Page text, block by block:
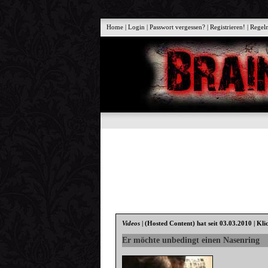
Home |Login |Passwort vergessen? |Registrieren! |
Videos |(Hosted Content) hat seit 03.03.2010 |
Er möchte unbedingt einen Nasenring